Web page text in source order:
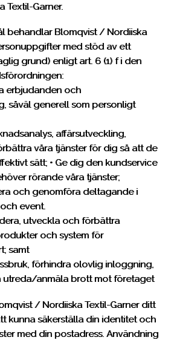
Textil-Garner.
behandlar Blomqvist / Nordiiska
med stöd av ett
grund) enligt art. 6 (1) f i den
erbjudanden och
såväl generell som personligt
affärsutveckling,
våra tjänster för dig så att de
sätt; • Ge dig den kundservice
rörande våra tjänster;
och genomföra deltagande i
event.
utveckla och förbättra
och system för
samt
förhindra olovlig inloggning,
utreda/anmäla brott mot företaget
/ Nordiiska Textil-Garner ditt
kunna säkerställa din identitet och
med din postadress. Användning